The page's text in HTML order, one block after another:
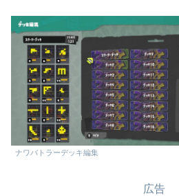
ナワバトラーデッキ編集
広告